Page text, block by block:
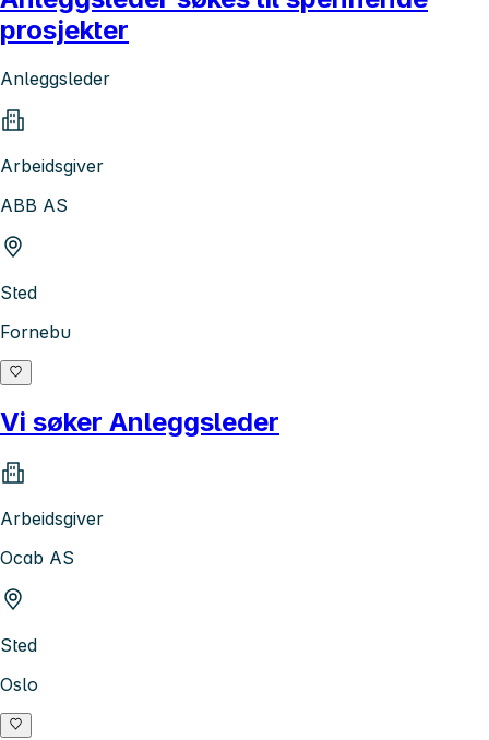
prosjekter
Anleggsleder
Arbeidsgiver
ABB AS
Sted
Fornebu
Vi søker Anleggsleder
Arbeidsgiver
Ocab AS
Sted
Oslo